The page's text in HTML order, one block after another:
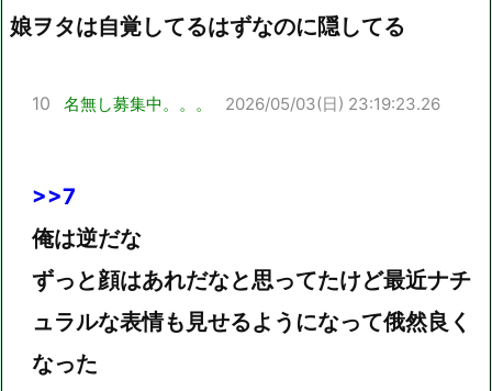
娘ヲタは自覚してるはずなのに隠してる
10 名無し募集中。。。 2026/05/03(日) 23:19:23.26
>>7
俺は逆だな
ずっと顔はあれだなと思ってたけど最近ナチ
ュラルな表情も見せるようになって俄然良く
なった